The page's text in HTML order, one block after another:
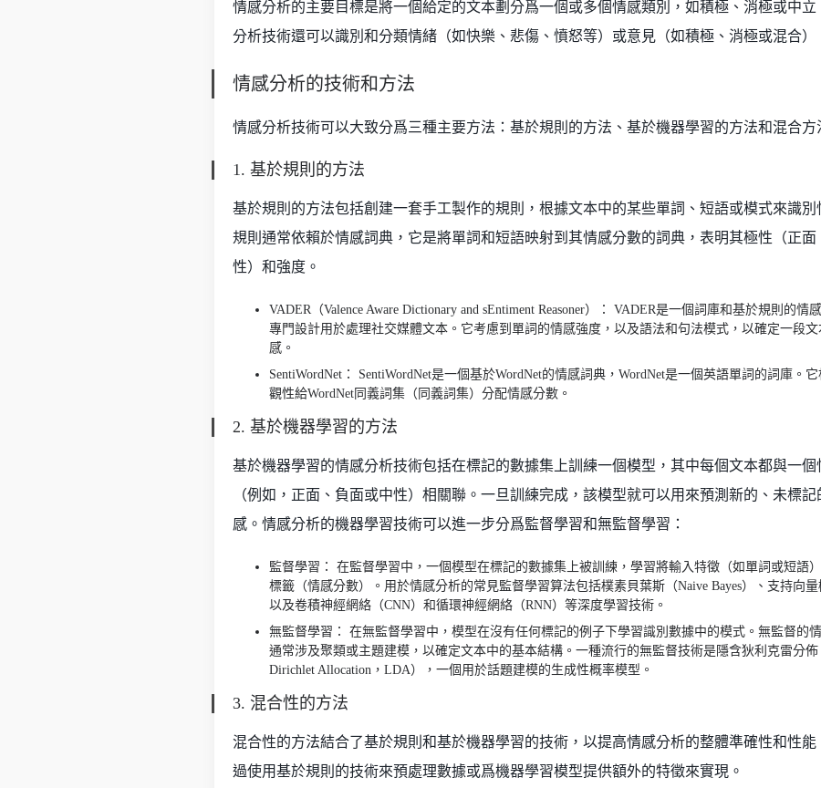
情感分析的主要目標是將一個給定的文本劃分爲一個或多個情感類別，如積極、消極或中立
分析技術還可以識別和分類情緒（如快樂、悲傷、憤怒等）或意見（如積極、消極或混合）
情感分析的技術和方法
情感分析技術可以大致分爲三種主要方法：基於規則的方法、基於機器學習的方法和混合方
1. 基於規則的方法
基於規則的方法包括創建一套手工製作的規則，根據文本中的某些單詞、短語或模式來識別
規則通常依賴於情感詞典，它是將單詞和短語映射到其情感分數的詞典，表明其極性（正面
性）和強度。
VADER（Valence Aware Dictionary and sEntiment Reasoner）： VADER是一個詞庫和基於規則的情
專門設計用於處理社交媒體文本。它考慮到單詞的情感強度，以及語法和句法模式，以確定一段
感。
SentiWordNet： SentiWordNet是一個基於WordNet的情感詞典，WordNet是一個英語單詞的詞庫。
觀性給WordNet同義詞集（同義詞集）分配情感分數。
2. 基於機器學習的方法
基於機器學習的情感分析技術包括在標記的數據集上訓練一個模型，其中每個文本都與一個
（例如，正面、負面或中性）相關聯。一旦訓練完成，該模型就可以用來預測新的、未標
感。情感分析的機器學習技術可以進一步分爲監督學習和無監督學習：
監督學習： 在監督學習中，一個模型在標記的數據集上被訓練，學習將輸入特徵（如單詞或短語
標籤（情感分數）。用於情感分析的常見監督學習算法包括樸素貝葉斯（Naive Bayes）、支持向量
以及卷積神經網絡（CNN）和循環神經網絡（RNN）等深度學習技術。
無監督學習： 在無監督學習中，模型在沒有任何標記的例子下學習識別數據中的模式。無監督的
通常涉及聚類或主題建模，以確定文本中的基本結構。一種流行的無監督技術是隱含狄利克雷分佈
Dirichlet Allocation，LDA），一個用於話題建模的生成性概率模型。
3. 混合性的方法
混合性的方法結合了基於規則和基於機器學習的技術，以提高情感分析的整體準確性和性能
過使用基於規則的技術來預處理數據或爲機器學習模型提供額外的特徵來實現。